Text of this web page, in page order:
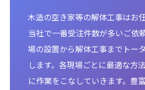
木造の空き家等の解体工事はお
当社で一番受注件数が多いご依
場の設置から解体工事までトー
します。各現場ごとに最適な方
に作業をこなしていきます。豊